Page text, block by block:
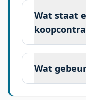
Wat staat
Wat